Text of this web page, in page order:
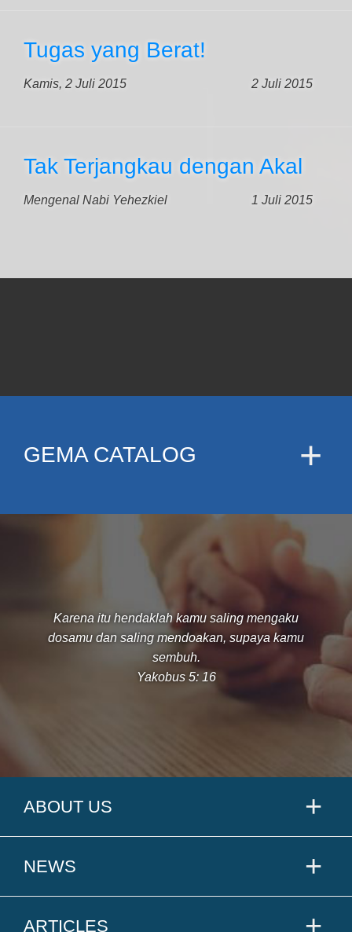
Tugas yang Berat!
Kamis, 2 Juli 2015 2 Juli 2015
Tak Terjangkau dengan Akal
Mengenal Nabi Yehezkiel 1 Juli 2015
GEMA CATALOG
Karena itu hendaklah kamu saling mengaku
dosamu dan saling mendoakan, supaya kamu
sembuh.
Yakobus 5: 16
ABOUT US
NEWS
ARTICLES